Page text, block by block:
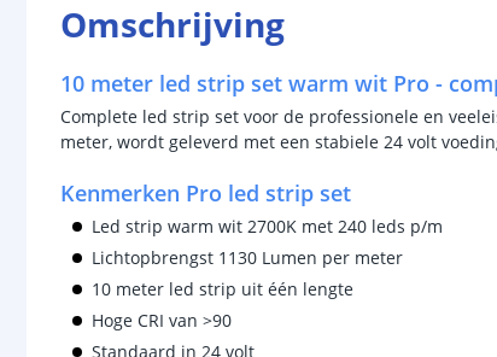
Omschrijving
10 meter led strip set warm wit Pro -
Complete led strip set voor de professionele en
meter, wordt geleverd met een stabiele 24 volt
Kenmerken Pro led strip set
Led strip warm wit 2700K met 240 leds p/m
Lichtopbrengst 1130 Lumen per meter
10 meter led strip uit één lengte
Hoge CRI van >90
Standaard in 24 volt